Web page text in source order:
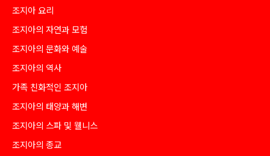
조지아 요리
조지아의 자연과 모험
조지아의 문화와 예술
조지아의 역사
가족 친화적인 조지아
조지아의 태양과 해변
조지아의 스파 및 웰니스
조지아의 종교